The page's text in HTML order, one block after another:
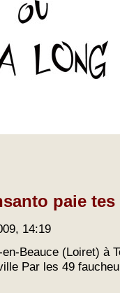
paie
14:19
Beauce (Loiret) à
Par les 49